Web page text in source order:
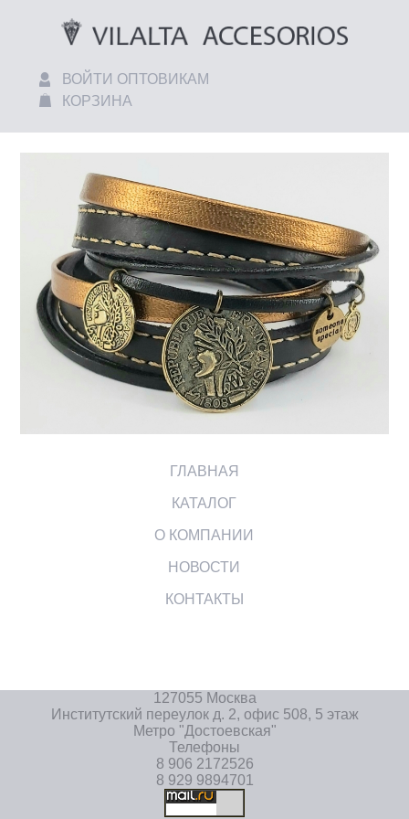
ВОЙТИ ОПТОВИКАМ
КОРЗИНА
ГЛАВНАЯ
КАТАЛОГ
О КОМПАНИИ
НОВОСТИ
КОНТАКТЫ
127055 Москва
Институтский переулок д. 2, офис 508, 5 этаж
Метро "Достоевская"
Телефоны
8 906 2172526
8 929 9894701